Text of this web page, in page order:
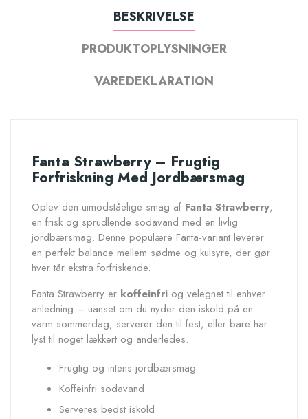
BESKRIVELSE
PRODUKTOPLYSNINGER
VAREDEKLARATION
Fanta Strawberry – Frugtig
Forfriskning Med Jordbærsmag
Oplev den uimodståelige smag af Fanta Strawberry,
en frisk og sprudlende sodavand med en livlig
jordbærsmag. Denne populære Fanta-variant leverer
en perfekt balance mellem sødme og kulsyre, der gør
hver tår ekstra forfriskende.
Fanta Strawberry er koffeinfri og velegnet til enhver
anledning – uanset om du nyder den iskold på en
varm sommerdag, serverer den til fest, eller bare har
lyst til noget lækkert og anderledes.
Frugtig og intens jordbærsmag
Koffeinfri sodavand
Serveres bedst iskold